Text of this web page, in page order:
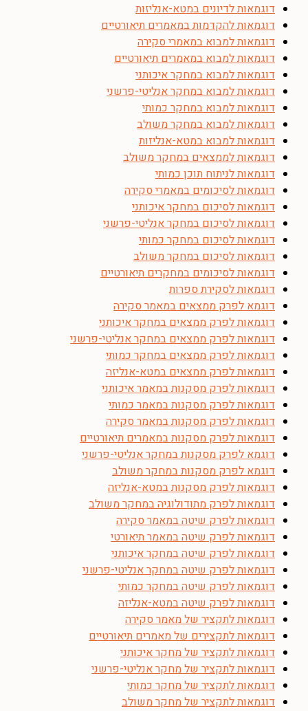
דוגמאות לדיונים במטא-אנליזות
דוגמאות להקדמות במאמרים תיאורטיים
דוגמאות למבוא במאמרי סקירה
דוגמאות למבוא במאמרים תיאורטיים
דוגמאות למבוא במחקר איכותני
דוגמאות למבוא במחקר אנליטי-פרשני
דוגמאות למבוא במחקר כמותי
דוגמאות למבוא במחקר משולב
דוגמאות למבוא במטא-אנליזות
דוגמאות לממצאים במחקר משולב
דוגמאות לניתוח תוכן כמותי
דוגמאות לסיכומים במאמרי סקירה
דוגמאות לסיכום במחקר איכותני
דוגמאות לסיכום במחקר אנליטי-פרשני
דוגמאות לסיכום במחקר כמותי
דוגמאות לסיכום במחקר משולב
דוגמאות לסיכומים במחקרים תיאורטיים
דוגמאות לסקירת ספרות
דוגמא לפרק ממצאים במאמר סקירה
דוגמאות לפרק ממצאים במחקר איכותני
דוגמאות לפרק ממצאים במחקר אנליטי-פרשני
דוגמאות לפרק ממצאים במחקר כמותי
דוגמאות לפרק ממצאים במטא-אנליזה
דוגמאות לפרק מסקנות במאמר איכותני
דוגמאות לפרק מסקנות במאמר כמותי
דוגמאות לפרק מסקנות במאמר סקירה
דוגמאות לפרק מסקנות במאמרים תיאורטיים
דוגמא לפרק מסקנות במחקר אנליטי-פרשני
דוגמא לפרק מסקנות במחקר משולב
דוגמאות לפרק מסקנות במטא-אנליזה
דוגמאות לפרק מתודולוגיה במחקר משולב
דוגמאות לפרק שיטה במאמר סקירה
דוגמאות לפרק שיטה במאמר תיאורטי
דוגמאות לפרק שיטה במחקר איכותני
דוגמאות לפרק שיטה במחקר אנליטי-פרשני
דוגמאות לפרק שיטה במחקר כמותי
דוגמאות לפרק שיטה במטא-אנליזה
דוגמאות לתקציר של מאמר סקירה
דוגמאות לתקצירים של מאמרים תיאורטיים
דוגמאות לתקציר של מחקר איכותני
דוגמאות לתקציר של מחקר אנליטי-פרשני
דוגמאות לתקציר של מחקר כמותי
דוגמאות לתקציר של מחקר משולב